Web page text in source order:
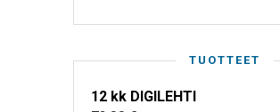
TUOTTEET
12 kk DIGILEHTI